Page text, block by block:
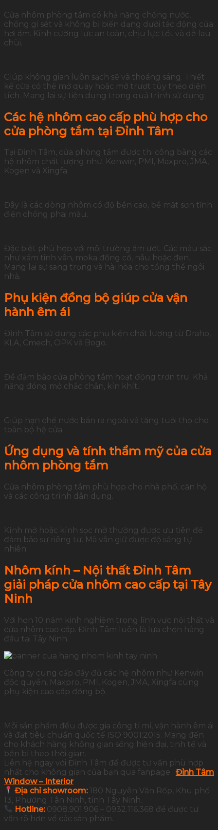
Cửa nhôm phòng tắm có khả năng chống nước,
chống gỉ sét và không bị biến dạng dưới tác động của
hơi ẩm. Kính cường lực an toàn, chịu lực tốt và dễ lau
chùi.
Giúp không gian luôn sạch sẽ và thoáng sáng. Thiết
kế cửa có thể mở quay hoặc mở trượt tùy theo diện
tích. Mang lại sự tiện dụng trong quá trình sử dụng.
Các hệ nhôm cao cấp phù hợp cho
cửa phòng tắm tại Đỉnh Tâm
Tại Đỉnh Tâm, cửa phòng tắm được thi công bằng các
hệ nhôm chất lượng như. Kenwin, PMI, Maxpro, JMA,
Kogen và Xingfa.
Đây là các dòng nhôm có độ bền cao, bề mặt sơn tĩnh
điện chống phai màu.
Đặc biệt phù hợp với môi trường ẩm ướt. Các màu sắc
như xám tinh vân, moka đồng cổ, nâu hoặc đen.
Mang lại sự sang trọng và hài hòa cho tổng thể ngôi
nhà.
Phụ kiện đồng bộ giúp cửa vận
hành êm ái
Đỉnh Tâm sử dụng các phụ kiện chất lượng từ Draho,
KLA, Cmech, OPK và Bogo.
Để đảm bảo cửa phòng tắm hoạt động trơn tru. Khả
năng đóng mở chắc chắn, kín khít.
Giúp hạn chế nước bắn ra ngoài và tăng tuổi thọ cho
toàn bộ hệ cửa.
Ứng dụng và tính thẩm mỹ của cửa
nhôm phòng tắm
Cửa nhôm phòng tắm phù hợp cho nhà phố, căn hộ
và các công trình dân dụng.
Kính mờ hoặc kính sọc mờ thường được ưu tiên để
đảm bảo sự riêng tư. Mà vẫn giữ được độ sáng tự
nhiên.
Nhôm kính – Nội thất Đỉnh Tâm
giải pháp cửa nhôm cao cấp tại Tây
Ninh
Với hơn 10 năm kinh nghiệm trong lĩnh vực nội thất và
cửa nhôm cao cấp. Đỉnh Tâm luôn là lựa chọn hàng
đầu tại Tây Ninh.
Công ty cung cấp đầy đủ các hệ nhôm như Kenwin
độc quyền, Maxpro, PMI, Kogen, JMA, Xingfa cùng
phụ kiện cao cấp đồng bộ.
Mỗi sản phẩm đều được gia công tỉ mỉ, vận hành êm ái
và đạt tiêu chuẩn quốc tế ISO 9001:2015. Mang đến
cho khách hàng không gian sống hiện đại, tinh tế và
bền bỉ theo thời gian.
Liên hệ ngay với Đỉnh Tâm để được tư vấn phù hợp
nhất cho không gian của bạn qua fanpage : Đỉnh Tâm
Window – Interior
Địa chỉ showroom:180 Nguyễn Văn Rốp, Khu phố
13, Phường Tân Ninh, tỉnh Tây Ninh.
Hotline: 0908.901.906 – 0932.116.368 để được tư
vấn rõ hơn về các sản phẩm.